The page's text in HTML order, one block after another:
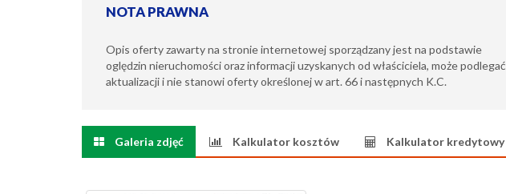
NOTA PRAWNA
Opis oferty zawarty na stronie internetowej sporządzany jest na podstawie
oględzin nieruchomości oraz informacji uzyskanych od właściciela, może podlegać
aktualizacji i nie stanowi oferty określonej w art. 66 i następnych K.C.
Galeria zdjęć Kalkulator kosztów Kalkulator kredytowy